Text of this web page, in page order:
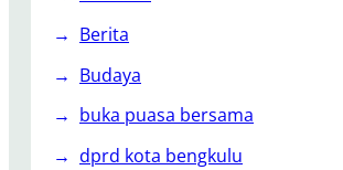
k
0
2
Berita
Budaya
buka puasa bersama
dprd kota bengkulu